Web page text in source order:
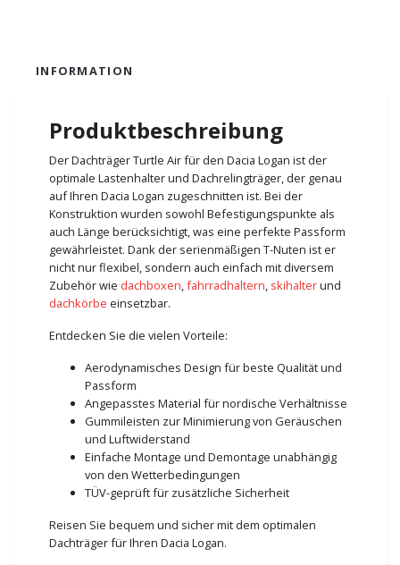
INFORMATION
Produktbeschreibung
Der Dachträger Turtle Air für den Dacia Logan ist der
optimale Lastenhalter und Dachrelingträger, der genau
auf Ihren Dacia Logan zugeschnitten ist. Bei der
Konstruktion wurden sowohl Befestigungspunkte als
auch Länge berücksichtigt, was eine perfekte Passform
gewährleistet. Dank der serienmäßigen T-Nuten ist er
nicht nur flexibel, sondern auch einfach mit diversem
Zubehör wie dachboxen,fahrradhaltern, skihalterund
dachkörbe einsetzbar.
Entdecken Sie die vielen Vorteile:
Aerodynamisches Design für beste Qualität und
Passform
Angepasstes Material für nordische Verhältnisse
Gummileisten zur Minimierung von Geräuschen
und Luftwiderstand
Einfache Montage und Demontage unabhängig
von den Wetterbedingungen
TÜV-geprüft für zusätzliche Sicherheit
Reisen Sie bequem und sicher mit dem optimalen
Dachträger für Ihren Dacia Logan.